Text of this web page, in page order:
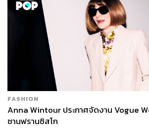
FASHION
Anna Wintour ประกาศจัดงาน Vogue
ซานฟรานซิสโก